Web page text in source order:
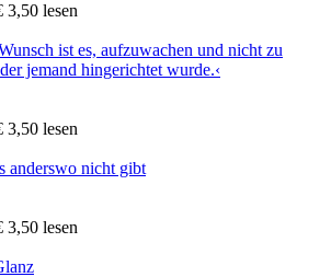
3,50 lesen
ist es, aufzuwachen und nicht zu
jemand hingerichtet wurde.‹
3,50 lesen
anderswo nicht gibt
3,50 lesen